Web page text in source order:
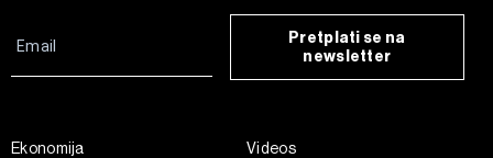
Pretplati se na
newsletter
Ekonomija
Videos